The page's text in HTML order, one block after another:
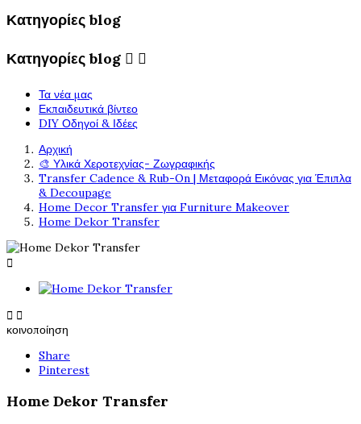
Κατηγορίες blog
Κατηγορίες blog  
Τα νέα μας
Εκπαιδευτικά βίντεο
DIY Οδηγοί & Ιδέες
Αρχική
🎨 Υλικά Χεροτεχνίας- Ζωγραφικής
Transfer Cadence & Rub-On | Μεταφορά Εικόνας για Έπιπλα
& Decoupage
Home Decor Transfer για Furniture Makeover
Home Dekor Transfer

 
κοινοποίηση
Share
Pinterest
Home Dekor Transfer